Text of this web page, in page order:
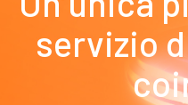
servizio